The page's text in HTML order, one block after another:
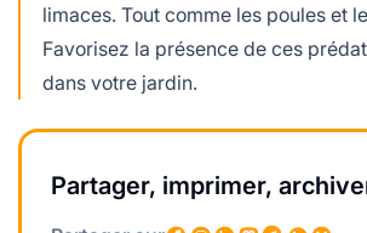
limaces. Tout comme les poules et
Favorisez la présence de ces
dans votre jardin.
Partager, imprimer,